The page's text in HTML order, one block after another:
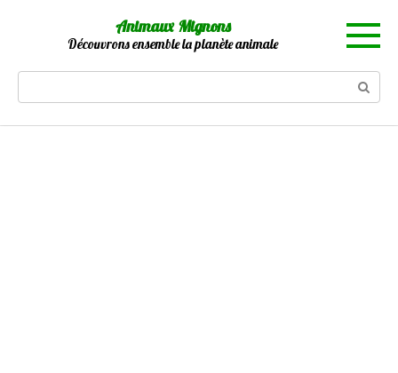
Animaux Mignons
Découvrons ensemble la planète animale